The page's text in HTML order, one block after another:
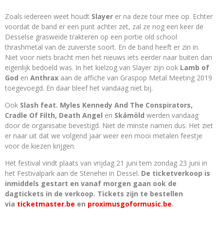
Zoals iedereen weet houdt Slayer er na deze tour mee op. Echter
voordat de band er een punt achter zet, zal ze nog een keer de
Desselse grasweide trakteren op een portie old school
thrashmetal van de zuiverste soort. En de band heeft er zin in.
Niet voor niets bracht men het nieuws iets eerder naar buiten dan
eigenlijk bedoeld was. In het kielzog van Slayer zijn ook Lamb of
God en Anthrax aan de affiche van Graspop Metal Meeting 2019
toegevoegd. En daar bleef het vandaag niet bij.
Ook Slash feat. Myles Kennedy And The Conspirators,
Cradle Of Filth, Death Angel en Skámöld werden vandaag
door de organisatie bevestigd. Niet de minste namen dus. Het ziet
er naar uit dat we volgend jaar weer een mooi metalen feestje
voor de kiezen krijgen.
Het festival vindt plaats van vrijdag 21 juni tem zondag 23 juni in
het Festivalpark aan de Stenehei in Dessel. De ticketverkoop is
inmiddels gestart en vanaf morgen gaan ook de
dagtickets in de verkoop. Tickets zijn te bestellen
via ticketmaster.be en proximusgoformusic.be.